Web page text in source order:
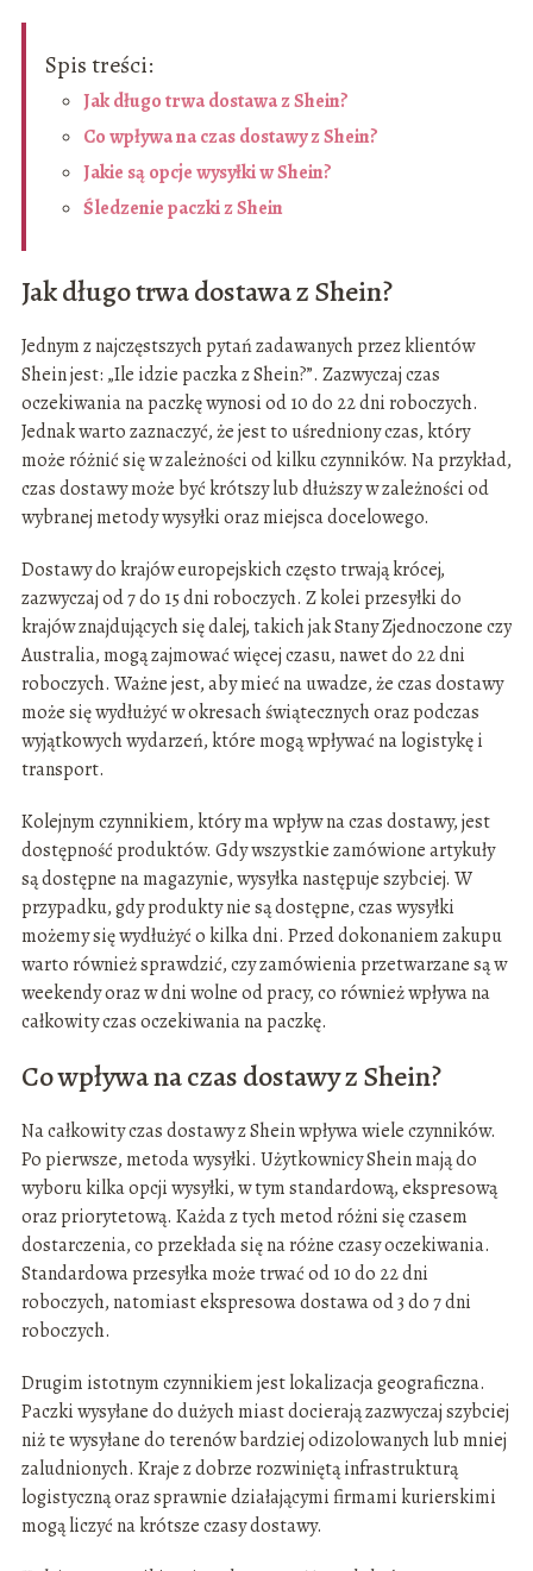
Spis treści:
Jak długo trwa dostawa z Shein?
Co wpływa na czas dostawy z Shein?
Jakie są opcje wysyłki w Shein?
Śledzenie paczki z Shein
Jak długo trwa dostawa z Shein?
Jednym z najczęstszych pytań zadawanych przez klientów
Shein jest: „Ile idzie paczka z Shein?”. Zazwyczaj czas
oczekiwania na paczkę wynosi od 10 do 22 dni roboczych.
Jednak warto zaznaczyć, że jest to uśredniony czas, który
może różnić się w zależności od kilku czynników. Na przykład,
czas dostawy może być krótszy lub dłuższy w zależności od
wybranej metody wysyłki oraz miejsca docelowego.
Dostawy do krajów europejskich często trwają krócej,
zazwyczaj od 7 do 15 dni roboczych. Z kolei przesyłki do
krajów znajdujących się dalej, takich jak Stany Zjednoczone czy
Australia, mogą zajmować więcej czasu, nawet do 22 dni
roboczych. Ważne jest, aby mieć na uwadze, że czas dostawy
może się wydłużyć w okresach świątecznych oraz podczas
wyjątkowych wydarzeń, które mogą wpływać na logistykę i
transport.
Kolejnym czynnikiem, który ma wpływ na czas dostawy, jest
dostępność produktów. Gdy wszystkie zamówione artykuły
są dostępne na magazynie, wysyłka następuje szybciej. W
przypadku, gdy produkty nie są dostępne, czas wysyłki
możemy się wydłużyć o kilka dni. Przed dokonaniem zakupu
warto również sprawdzić, czy zamówienia przetwarzane są w
weekendy oraz w dni wolne od pracy, co również wpływa na
całkowity czas oczekiwania na paczkę.
Co wpływa na czas dostawy z Shein?
Na całkowity czas dostawy z Shein wpływa wiele czynników.
Po pierwsze, metoda wysyłki. Użytkownicy Shein mają do
wyboru kilka opcji wysyłki, w tym standardową, ekspresową
oraz priorytetową. Każda z tych metod różni się czasem
dostarczenia, co przekłada się na różne czasy oczekiwania.
Standardowa przesyłka może trwać od 10 do 22 dni
roboczych, natomiast ekspresowa dostawa od 3 do 7 dni
roboczych.
Drugim istotnym czynnikiem jest lokalizacja geograficzna.
Paczki wysyłane do dużych miast docierają zazwyczaj szybciej
niż te wysyłane do terenów bardziej odizolowanych lub mniej
zaludnionych. Kraje z dobrze rozwiniętą infrastrukturą
logistyczną oraz sprawnie działającymi firmami kurierskimi
mogą liczyć na krótsze czasy dostawy.